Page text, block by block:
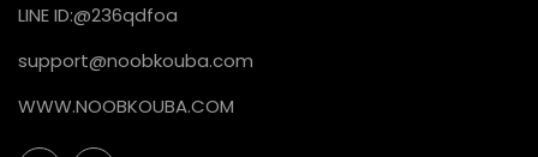
LINE ID:@236qdfoa
support@noobkouba.com
WWW.NOOBKOUBA.COM